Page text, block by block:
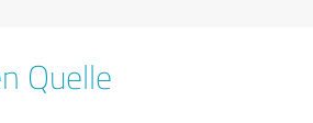
Quelle